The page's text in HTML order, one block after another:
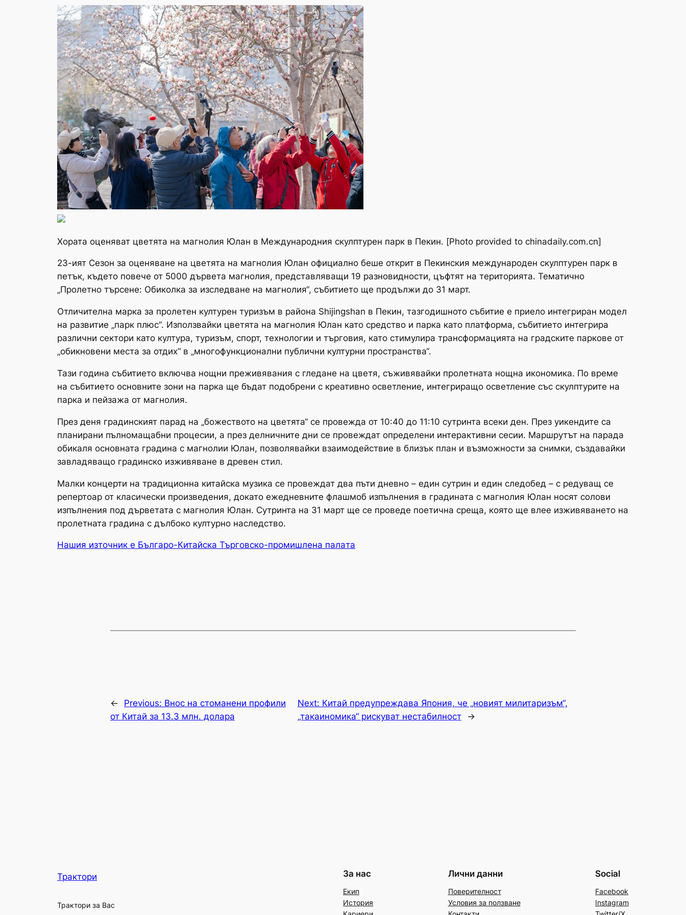
Хората оценяват цветята на магнолия Юлан в Международния скулптурен парк в Пекин. [Photo provided to chinadaily.com.cn]
23-ият Сезон за оценяване на цветята на магнолия Юлан официално беше открит в Пекинския международен скулптурен парк в
петък, където повече от 5000 дървета магнолия, представляващи 19 разновидности, цъфтят на територията. Тематично
„Пролетно търсене: Обиколка за изследване на магнолия“, събитието ще продължи до 31 март.
Отличителна марка за пролетен културен туризъм в района Shijingshan в Пекин, тазгодишното събитие е приело интегриран модел
на развитие „парк плюс“. Използвайки цветята на магнолия Юлан като средство и парка като платформа, събитието интегрира
различни сектори като култура, туризъм, спорт, технологии и търговия, като стимулира трансформацията на градските паркове от
„обикновени места за отдих“ в „многофункционални публични културни пространства“.
Тази година събитието включва нощни преживявания с гледане на цветя, съживявайки пролетната нощна икономика. По време
на събитието основните зони на парка ще бъдат подобрени с креативно осветление, интегриращо осветление със скулптурите на
парка и пейзажа от магнолия.
През деня градинският парад на „божеството на цветята“ се провежда от 10:40 до 11:10 сутринта всеки ден. През уикендите са
планирани пълномащабни процесии, а през делничните дни се провеждат определени интерактивни сесии. Маршрутът на парада
обикаля основната градина с магнолии Юлан, позволявайки взаимодействие в близък план и възможности за снимки, създавайки
завладяващо градинско изживяване в древен стил.
Малки концерти на традиционна китайска музика се провеждат два пъти дневно – един сутрин и един следобед – с редуващ се
репертоар от класически произведения, докато ежедневните флашмоб изпълнения в градината с магнолия Юлан носят солови
изпълнения под дърветата с магнолия Юлан. Сутринта на 31 март ще се проведе поетична среща, която ще влее изживяването на
пролетната градина с дълбоко културно наследство.
Нашия източник е Българо-Китайска Търговско-промишлена палaта
← Previous: Внос на стоманени профили
от Китай за 13.3 млн. долара
Next: Китай предупреждава Япония, че „новият милитаризъм“,
„такаиномика“ рискуват нестабилност
→
Трактори
Трактори за Вас
За нас
Екип
История
Лични данни
Поверителност
Условия за ползване
Social
Facebook
Instagram